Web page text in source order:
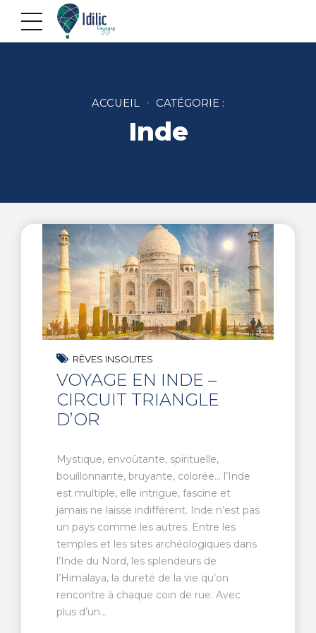
ACCUEIL CATÉGORIE :
Inde
RÊVES INSOLITES
VOYAGE EN INDE –
CIRCUIT TRIANGLE
D’OR
Mystique, envoûtante, spirituelle,
bouillonnante, bruyante, colorée… l’Inde
est multiple, elle intrigue, fascine et
jamais ne laisse indifférent. Inde n’est pas
un pays comme les autres. Entre les
temples et les sites archéologiques dans
l’Inde du Nord, les splendeurs de
l’Himalaya, la dureté de la vie qu’on
rencontre à chaque coin de rue. Avec
plus d’un...